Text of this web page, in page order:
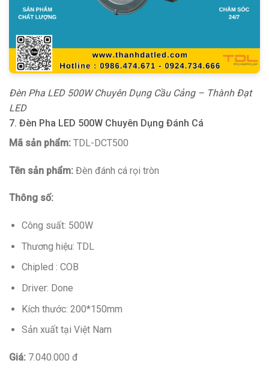
Đèn Pha LED 500W Chuyên Dụng Cầu Cảng – Thành Đạt
LED
7. Đèn Pha LED 500W Chuyên Dụng Đánh Cá
Mã sản phẩm: TDL-DCT500
Tên sản phẩm: Đèn đánh cá rọi tròn
Thông số:
Công suất: 500W
Thương hiệu: TDL
Chipled : COB
Driver: Done
Kích thước: 200*150mm
Sản xuất tại Việt Nam
Giá: 7.040.000 đ